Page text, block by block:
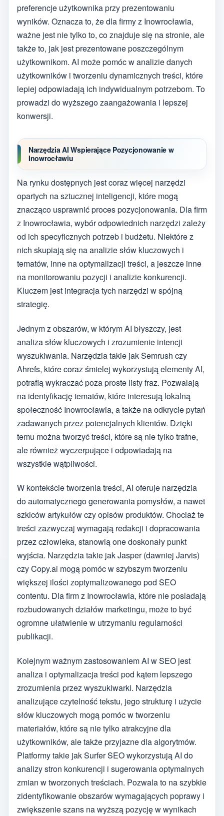
preferencje użytkownika przy prezentowaniu
wyników. Oznacza to, że dla firmy z Inowrocławia,
ważne jest nie tylko to, co znajduje się na stronie, ale
także to, jak jest prezentowane poszczególnym
użytkownikom. AI może pomóc w analizie danych
użytkowników i tworzeniu dynamicznych treści, które
lepiej odpowiadają ich indywidualnym potrzebom. To
prowadzi do wyższego zaangażowania i lepszej
konwersji.
Narzędzia AI Wspierające Pozycjonowanie w
Inowrocławiu
Na rynku dostępnych jest coraz więcej narzędzi
opartych na sztucznej inteligencji, które mogą
znacząco usprawnić proces pozycjonowania. Dla firm
z Inowrocławia, wybór odpowiednich narzędzi zależy
od ich specyficznych potrzeb i budżetu. Niektóre z
nich skupiają się na analizie słów kluczowych i
tematów, inne na optymalizacji treści, a jeszcze inne
na monitorowaniu pozycji i analizie konkurencji.
Kluczem jest integracja tych narzędzi w spójną
strategię.
Jednym z obszarów, w którym AI błyszczy, jest
analiza słów kluczowych i zrozumienie intencji
wyszukiwania. Narzędzia takie jak Semrush czy
Ahrefs, które coraz śmielej wykorzystują elementy AI,
potrafią wykraczać poza proste listy fraz. Pozwalają
na identyfikację tematów, które interesują lokalną
społeczność Inowrocławia, a także na odkrycie pytań
zadawanych przez potencjalnych klientów. Dzięki
temu można tworzyć treści, które są nie tylko trafne,
ale również wyczerpujące i odpowiadają na
wszystkie wątpliwości.
W kontekście tworzenia treści, AI oferuje narzędzia
do automatycznego generowania pomysłów, a nawet
szkiców artykułów czy opisów produktów. Chociaż te
treści zazwyczaj wymagają redakcji i dopracowania
przez człowieka, stanowią one doskonały punkt
wyjścia. Narzędzia takie jak Jasper (dawniej Jarvis)
czy Copy.ai mogą pomóc w szybszym tworzeniu
większej ilości zoptymalizowanego pod SEO
contentu. Dla firm z Inowrocławia, które nie posiadają
rozbudowanych działów marketingu, może to być
ogromne ułatwienie w utrzymaniu regularności
publikacji.
Kolejnym ważnym zastosowaniem AI w SEO jest
analiza i optymalizacja treści pod kątem lepszego
zrozumienia przez wyszukiwarki. Narzędzia
analizujące czytelność tekstu, jego strukturę i użycie
słów kluczowych mogą pomóc w tworzeniu
materiałów, które są nie tylko atrakcyjne dla
użytkowników, ale także przyjazne dla algorytmów.
Platformy takie jak Surfer SEO wykorzystują AI do
analizy stron konkurencji i sugerowania optymalnych
zmian w tworzonych treściach. Pozwala to na szybkie
zidentyfikowanie obszarów wymagających poprawy i
zwiększenie szans na wyższą pozycję w wynikach